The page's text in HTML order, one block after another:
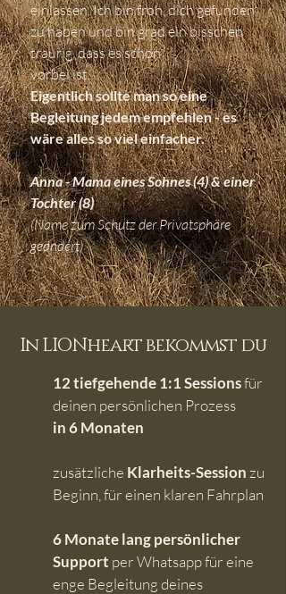
einlassen. Ich bin froh, dich gefunden
zu haben und bin grad ein bisschen
traurig, dass es schon
vorbei ist.
Eigentlich sollte man so eine
Begleitung jedem empfehlen - es
wäre alles so viel einfacher.
Anna - Mama eines Sohnes (4) & einer
Tochter (8)
(Name zum Schutz der Privatsphäre
geändert)
In LIONheart bekommst du
12 tiefgehende 1:1 Sessionsfür
deinen persönlichen Prozess
in 6 Monaten
zusätzliche Klarheits-Session zu
Beginn, für einen klaren Fahrplan
6 Monate lang persönlicher
Support per Whatsapp für eine
enge Begleitung deines